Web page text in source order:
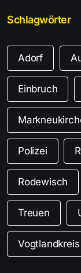
Schlagwörter
Adorf
Einbruch
Polizei
Rodewisch
Treuen
Vogtlandkreis